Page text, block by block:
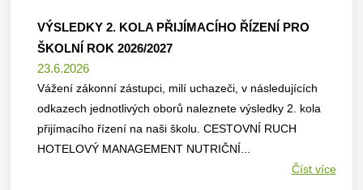
VÝSLEDKY 2. KOLA PŘIJÍMACÍHO ŘÍZENÍ PRO
ŠKOLNÍ ROK 2026/2027
23.6.2026
Vážení zákonní zástupci, milí uchazeči, v následujících
odkazech jednotlivých oborů naleznete výsledky 2. kola
přijímacího řízení na naši školu. CESTOVNÍ RUCH
HOTELOVÝ MANAGEMENT NUTRIČNÍ...
Číst více